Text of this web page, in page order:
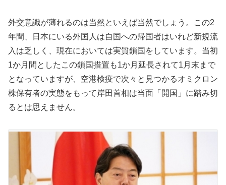
外交意識が薄れるのは当然といえば当然でしょう。この2
年間、日本にいる外国人は自国への帰国者はいれど新規流
入は乏しく、現在においては実質鎖国をしています。当初
1か月間としたこの鎖国措置も1か月延長されて1月末まで
となっていますが、空港検疫で次々と見つかるオミクロン
株保有者の実態をもって岸田首相は当面「開国」に踏み切
るとは思えません。